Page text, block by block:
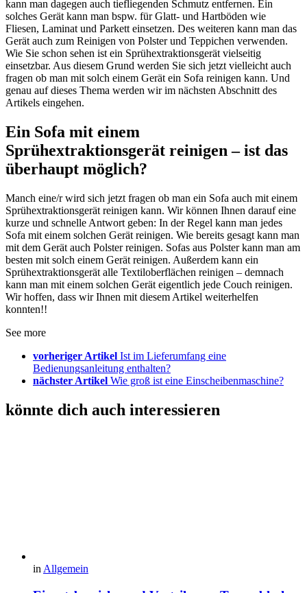
kann man dagegen auch tiefliegenden Schmutz entfernen. Ein
solches Gerät kann man bspw. für Glatt- und Hartböden wie
Fliesen, Laminat und Parkett einsetzen. Des weiteren kann man das
Gerät auch zum Reinigen von Polster und Teppichen verwenden.
Wie Sie schon sehen ist ein Sprühextraktionsgerät vielseitig
einsetzbar. Aus diesem Grund werden Sie sich jetzt vielleicht auch
fragen ob man mit solch einem Gerät ein Sofa reinigen kann. Und
genau auf dieses Thema werden wir im nächsten Abschnitt des
Artikels eingehen.
Ein Sofa mit einem
Sprühextraktionsgerät reinigen – ist das
überhaupt möglich?
Manch eine/r wird sich jetzt fragen ob man ein Sofa auch mit einem
Sprühextraktionsgerät reinigen kann. Wir können Ihnen darauf eine
kurze und schnelle Antwort geben: In der Regel kann man jedes
Sofa mit einem solchen Gerät reinigen. Wie bereits gesagt kann man
mit dem Gerät auch Polster reinigen. Sofas aus Polster kann man am
besten mit solch einem Gerät reinigen. Außerdem kann ein
Sprühextraktionsgerät alle Textiloberflächen reinigen – demnach
kann man mit einem solchen Gerät eigentlich jede Couch reinigen.
Wir hoffen, dass wir Ihnen mit diesem Artikel weiterhelfen
konnten!!
See more
vorheriger Artikel Ist im Lieferumfang eine
Bedienungsanleitung enthalten?
nächster Artikel Wie groß ist eine Einscheibenmaschine?
könnte dich auch interessieren
inAllgemein